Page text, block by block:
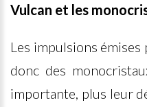
Vulcan et les
Les impulsions
donc des
importante, plus leur